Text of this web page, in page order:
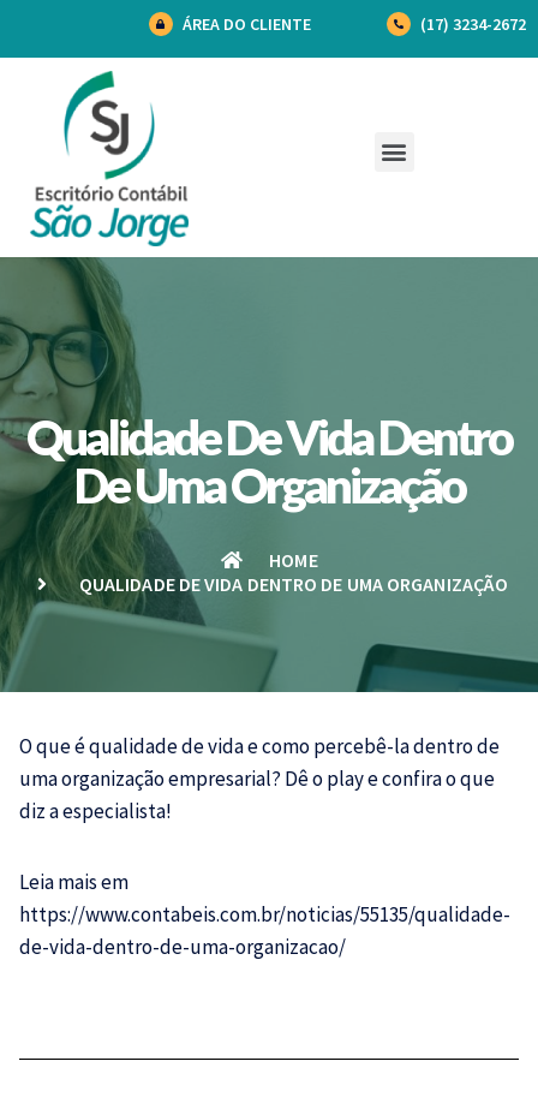
ÁREA DO CLIENTE (17) 3234-2672
Qualidade De Vida Dentro
De Uma Organização
HOME
QUALIDADE DE VIDA DENTRO DE UMA ORGANIZAÇÃO
O que é qualidade de vida e como percebê-la dentro de
uma organização empresarial? Dê o play e confira o que
diz a especialista!
Leia mais em
https://www.contabeis.com.br/noticias/55135/qualidade-
de-vida-dentro-de-uma-organizacao/